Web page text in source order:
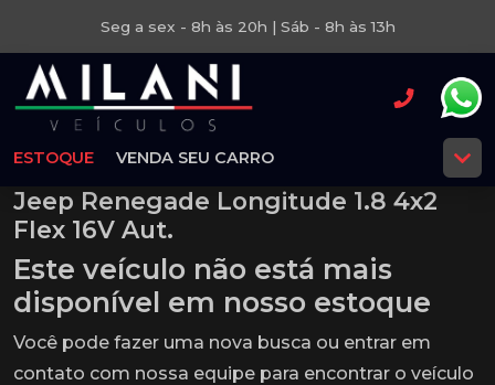
Seg a sex - 8h às 20h | Sáb - 8h às 13h
ESTOQUE VENDA SEU CARRO
Jeep Renegade Longitude 1.8 4x2
Flex 16V Aut.
Este veículo não está mais
disponível em nosso estoque
Você pode fazer uma nova busca ou entrar em
contato com nossa equipe para encontrar o veículo